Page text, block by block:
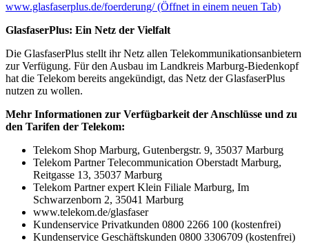
www.glasfaserplus.de/foerderung/(Öffnet in einem neuen Tab)
GlasfaserPlus: Ein Netz der Vielfalt
Die GlasfaserPlus stellt ihr Netz allen Telekommunikationsanbietern
zur Verfügung. Für den Ausbau im Landkreis Marburg-Biedenkopf
hat die Telekom bereits angekündigt, das Netz der GlasfaserPlus
nutzen zu wollen.
Mehr Informationen zur Verfügbarkeit der Anschlüsse und zu
den Tarifen der Telekom:
Telekom Shop Marburg, Gutenbergstr. 9, 35037 Marburg
Telekom Partner Telecommunication Oberstadt Marburg,
Reitgasse 13, 35037 Marburg
Telekom Partner expert Klein Filiale Marburg, Im
Schwarzenborn 2, 35041 Marburg
www.telekom.de/glasfaser
Kundenservice Privatkunden 0800 2266 100 (kostenfrei)
Kundenservice Geschäftskunden 0800 3306709 (kostenfrei)